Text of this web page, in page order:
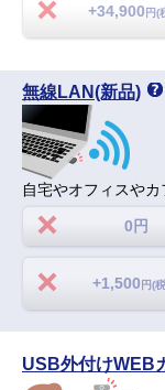
+34,900 円(
無線LAN(新品)
自宅やオフィスや
0円
+1,500 円(
USB外付けWEB